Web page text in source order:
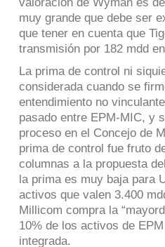
muy grande que debe ser
que tener en cuenta que
transmisión por 182 mdd
La prima de control ni
considerada cuando se
entendimiento no
pasado entre EPM-MIC, y
proceso en el Concejo de
prima de control fue fruto
columnas a la propuesta
la prima es muy baja para
activos que valen 3.400
Millicom compra la
10% de los activos de
integrada.